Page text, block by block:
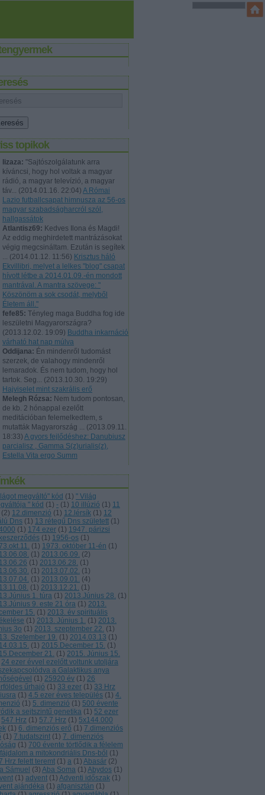
topikok
lizaza: "Sajtószolgálatunk arra
kíváncsi, hogy hol voltak a magyar
rádió, a magyar televízió, a magyar
táv... (2014.01.16. 22:04) A Római
Lazio futballcsapat himnusza az 56-os
magyar szabadságharcról szól,
hallgassátok
Atlantisz69: Kedves Ilona és Magdi!
Az eddig meghirdetett mantrázásokat
végig megcsináltam. Ezután is segítek
... (2014.01.12. 11:56) Krisztus háló
Ekvillibri, melyet a lelkes "blog" csapat
hívott létbe a 2014.01.09.-én mondott
mantrával. A mantra szövege: "
Köszönöm a sok csodát, melyből
Életem áll."
fefe85: Tényleg maga Buddha fog ide
leszületni Magyarországra?
(2013.12.02. 19:09) Buddha inkarnáció
várható hat nap múlva
Oddijana: Én mindenről tudomást
szerzek, de valahogy mindenről
lemaradok. És nem tudom, hogy hol
tartok. Seg... (2013.10.30. 19:29)
Hajviselet mint szakrális erő
Melegh Rózsa: Nem tudom pontosan,
de kb. 2 hónappal ezelőtt
meditációban felemelkedtem, s
mutatták Magyarország ... (2013.09.11.
18:33) A gyors fejlődéshez: Danubiusz
parcialisz , Gamma S(z)urialis(z),
Estella Vita ergo Summ
megváltó" kód (1) " Világ
" kód (1) - (1) 10 illúzió (1) 11
(2) 12.dimenzió (1) 12.lérsík (1) 12
Dns (1) 13 rétegű Dns született (1)
(1) 174 ezer (1) 1947. párizsi
(1) 1956-os (1)
(1) 1973. október 11-én (1)
(1) 2013.06.09. (2)
(1) 2013.06.28. (1)
(1) 2013.07.02. (1)
(1) 2013.09.01. (4)
(1) 2013.12.21. (1)
1. túra (1) 2013.Június 28. (1)
9. este 21 óra (1) 2013.
15. (1) 2013. év spirituális
(1) 2013. Június 1. (1) 2013.
3o (1) 2013. szeptember 22. (1)
Szetember 19. (1) 2014.03.13 (1)
(1) 2015.December 15. (1)
21. (1) 2015. Június 15.
24 ezer évvel ezelőtt voltunk utoljára
a Galaktikus anya
(1) 25920 év (1) 26
űrhajó (1) 33 ezer (1) 33 Hrz
(1) 4.5 ezer éves település (1) 4.
(1) 5. dimenzió (1) 500 évente
a sejtszintű genetika (1) 52 ezer
547 Hrz (1) 57.7 Hrz (1) 5x144.000
(1) 6. dimenziós erő (1) 7.dimenziós
(1) 7.tudatszint (1) 7. dimenziós
(1) 700 évente törtlődik a félelem
a mitokondriális Dns-ből (1)
Hrz felett teremt (1) a (1) Abasár (2)
Sámuel (3) Aba Soma (1) Abydos (1)
(1) advent (1) Adventi időszak (1)
ajándéka (1) afganisztán (1)